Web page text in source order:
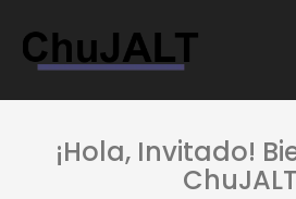
¡Hola, Invitado!